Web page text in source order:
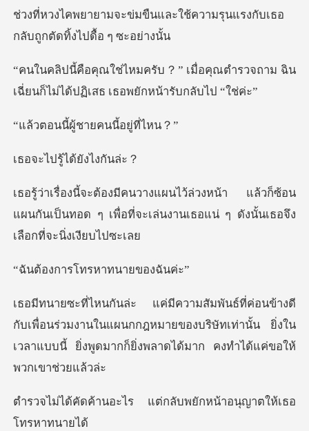
ละใช้ความรุนแรงกับเธอ
กลับถ
ื่อคุณตำรวจถาม ฉิน
เฉี่ยนก็ไม่ได้ป
ผู้ชายคนนี้
ู้ได้ยัง
แล้วก็ซ้อน
แผนกันเป็นทอด ๆ เพื่อที่จะเล่นงานเ
รโทรหาทนาย
พื่อนร่วมงานในแผนกกฎหมายของบริษัทเท่านั้น ยิ่งใน
เวลาแบบนี้
ไร แต่กลับพยักหน้าอน